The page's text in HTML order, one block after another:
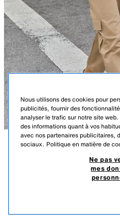
COMPOSITION
Le mannequin mesure : 177 cm
intérieur et crochet.
CAMEL CLAIR 7484/056/743
PANTALON PAPERBAG À POCHES
Nous utilisons des cookies pour
publicités, fournir des
analyser le trafic sur notre site
des informations quant à vos
avec nos partenaires publicitaires,
sociaux. Politique en matière de
Ne pas
mes